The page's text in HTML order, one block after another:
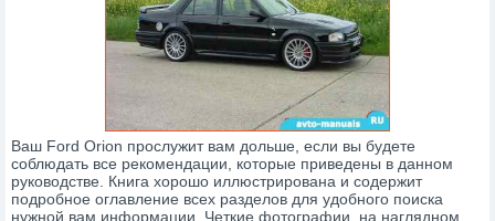
Ваш Ford Orion прослужит вам дольше, если вы будете
соблюдать все рекомендации, которые приведены в данном
руководстве. Книга хорошо иллюстрирована и содержит
подробное оглавление всех разделов для удобного поиска
нужной вам информации. Четкие фотографии, на наглядном